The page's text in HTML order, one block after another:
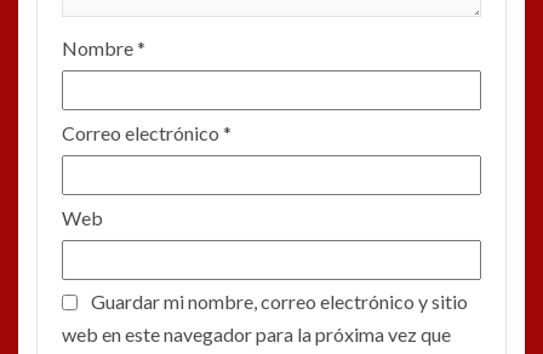
Nombre*
Correo electrónico *
Web
Guardar mi nombre, correo electrónico y sitio
web en este navegador para la próxima vez que